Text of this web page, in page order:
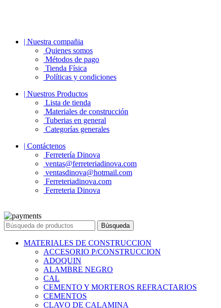
| Nuestra compañia
Quienes somos
Métodos de pago
Tienda Física
Políticas y condiciones
| Nuestros Productos
Lista de tienda
Materiales de construcción
Tuberias en general
Categorías generales
| Contáctenos
Ferretería Dinova
ventas@ferreteriadinova.com
ventasdinova@hotmail.com
Ferreteriadinova.com
Ferreteria Dinova
Búsqueda
MATERIALES DE CONSTRUCCION
ACCESORIO P/CONSTRUCCION
ADOQUIN
ALAMBRE NEGRO
CAL
CEMENTO Y MORTEROS REFRACTARIOS
CEMENTOS
CLAVO DE CALAMINA